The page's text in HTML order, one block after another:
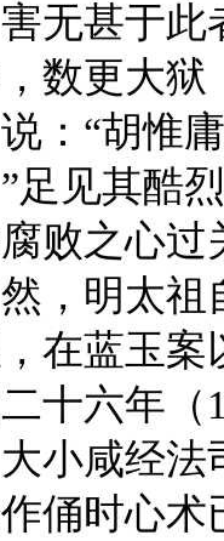
无甚于
数更大狱
：“胡惟
”足见其酷
败之心
，明太
在蓝玉
十六年（
小咸经法
俑时心